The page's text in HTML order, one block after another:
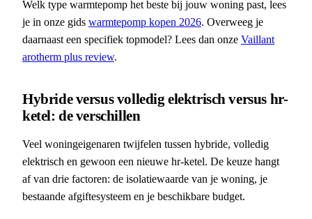
Welk type warmtepomp het beste bij jouw woning past, lees
je in onze gids warmtepomp kopen 2026. Overweeg je
daarnaast een specifiek topmodel? Lees dan onze Vaillant
arotherm plus review.
Hybride versus volledig elektrisch versus hr-
ketel: de verschillen
Veel woningeigenaren twijfelen tussen hybride, volledig
elektrisch en gewoon een nieuwe hr-ketel. De keuze hangt
af van drie factoren: de isolatiewaarde van je woning, je
bestaande afgiftesysteem en je beschikbare budget.